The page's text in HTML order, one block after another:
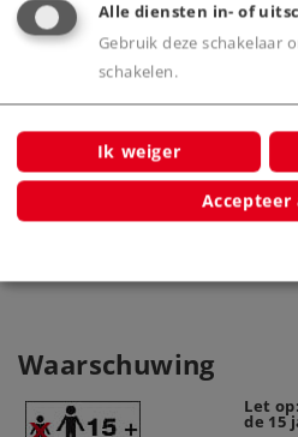
8975
Waarschuwing
Let
de 15
Alle diensten in- of
Gebruik deze schakelaar
schakelen.
Ik weiger
Accepteer